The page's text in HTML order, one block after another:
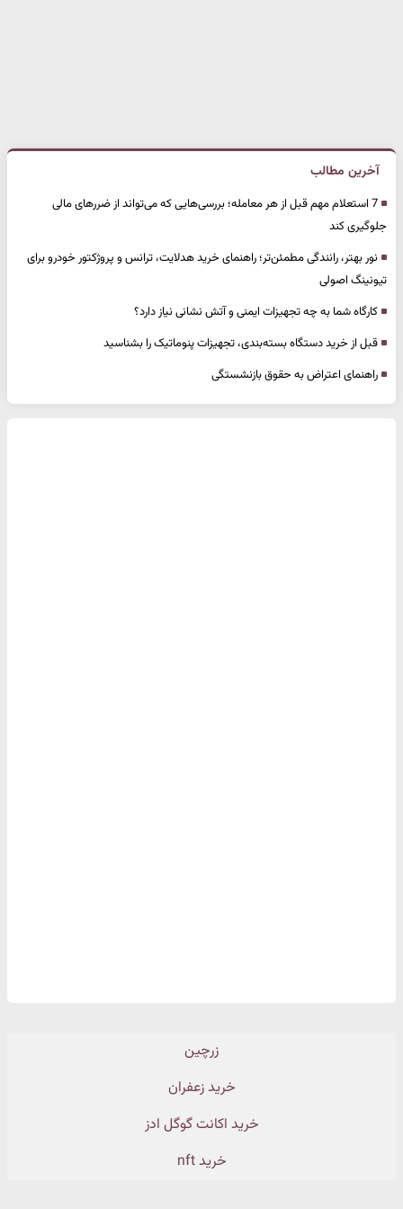
آخرین مطالب
7 استعلام مهم قبل از هر معامله؛ بررسی‌هایی که می‌تواند از ضررهای مالی
جلوگیری کند
نور بهتر، رانندگی مطمئن‌تر؛ راهنمای خرید هدلایت، ترانس و پروژکتور خودرو برای
تیونینگ اصولی
کارگاه شما به چه تجهیزات ایمنی و آتش نشانی نیاز دارد؟
قبل از خرید دستگاه بسته‌بندی، تجهیزات پنوماتیک را بشناسید
راهنمای اعتراض به حقوق بازنشستگی
زرچین
خرید زعفران
خرید اکانت گوگل ادز
خرید nft